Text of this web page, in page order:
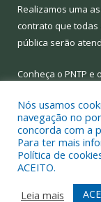
Realizamos uma
contrato que todas
pública serão
Conheça o PNTP e o
Todos os direitos
Mapa do Site
Nós usamos
navegação no
concorda com a
Para ter mais
Política de
ACEITO.
Leia mais